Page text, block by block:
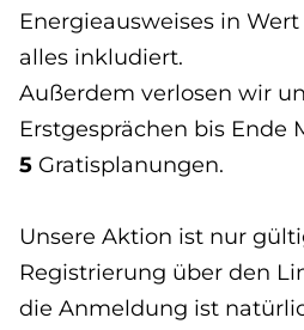
Energieausweises in
alles inkludiert.
Außerdem verlosen wir
Erstgesprächen bis Ende
5 Gratisplanungen.
Unsere Aktion ist nur
Registrierung über den
die Anmeldung ist